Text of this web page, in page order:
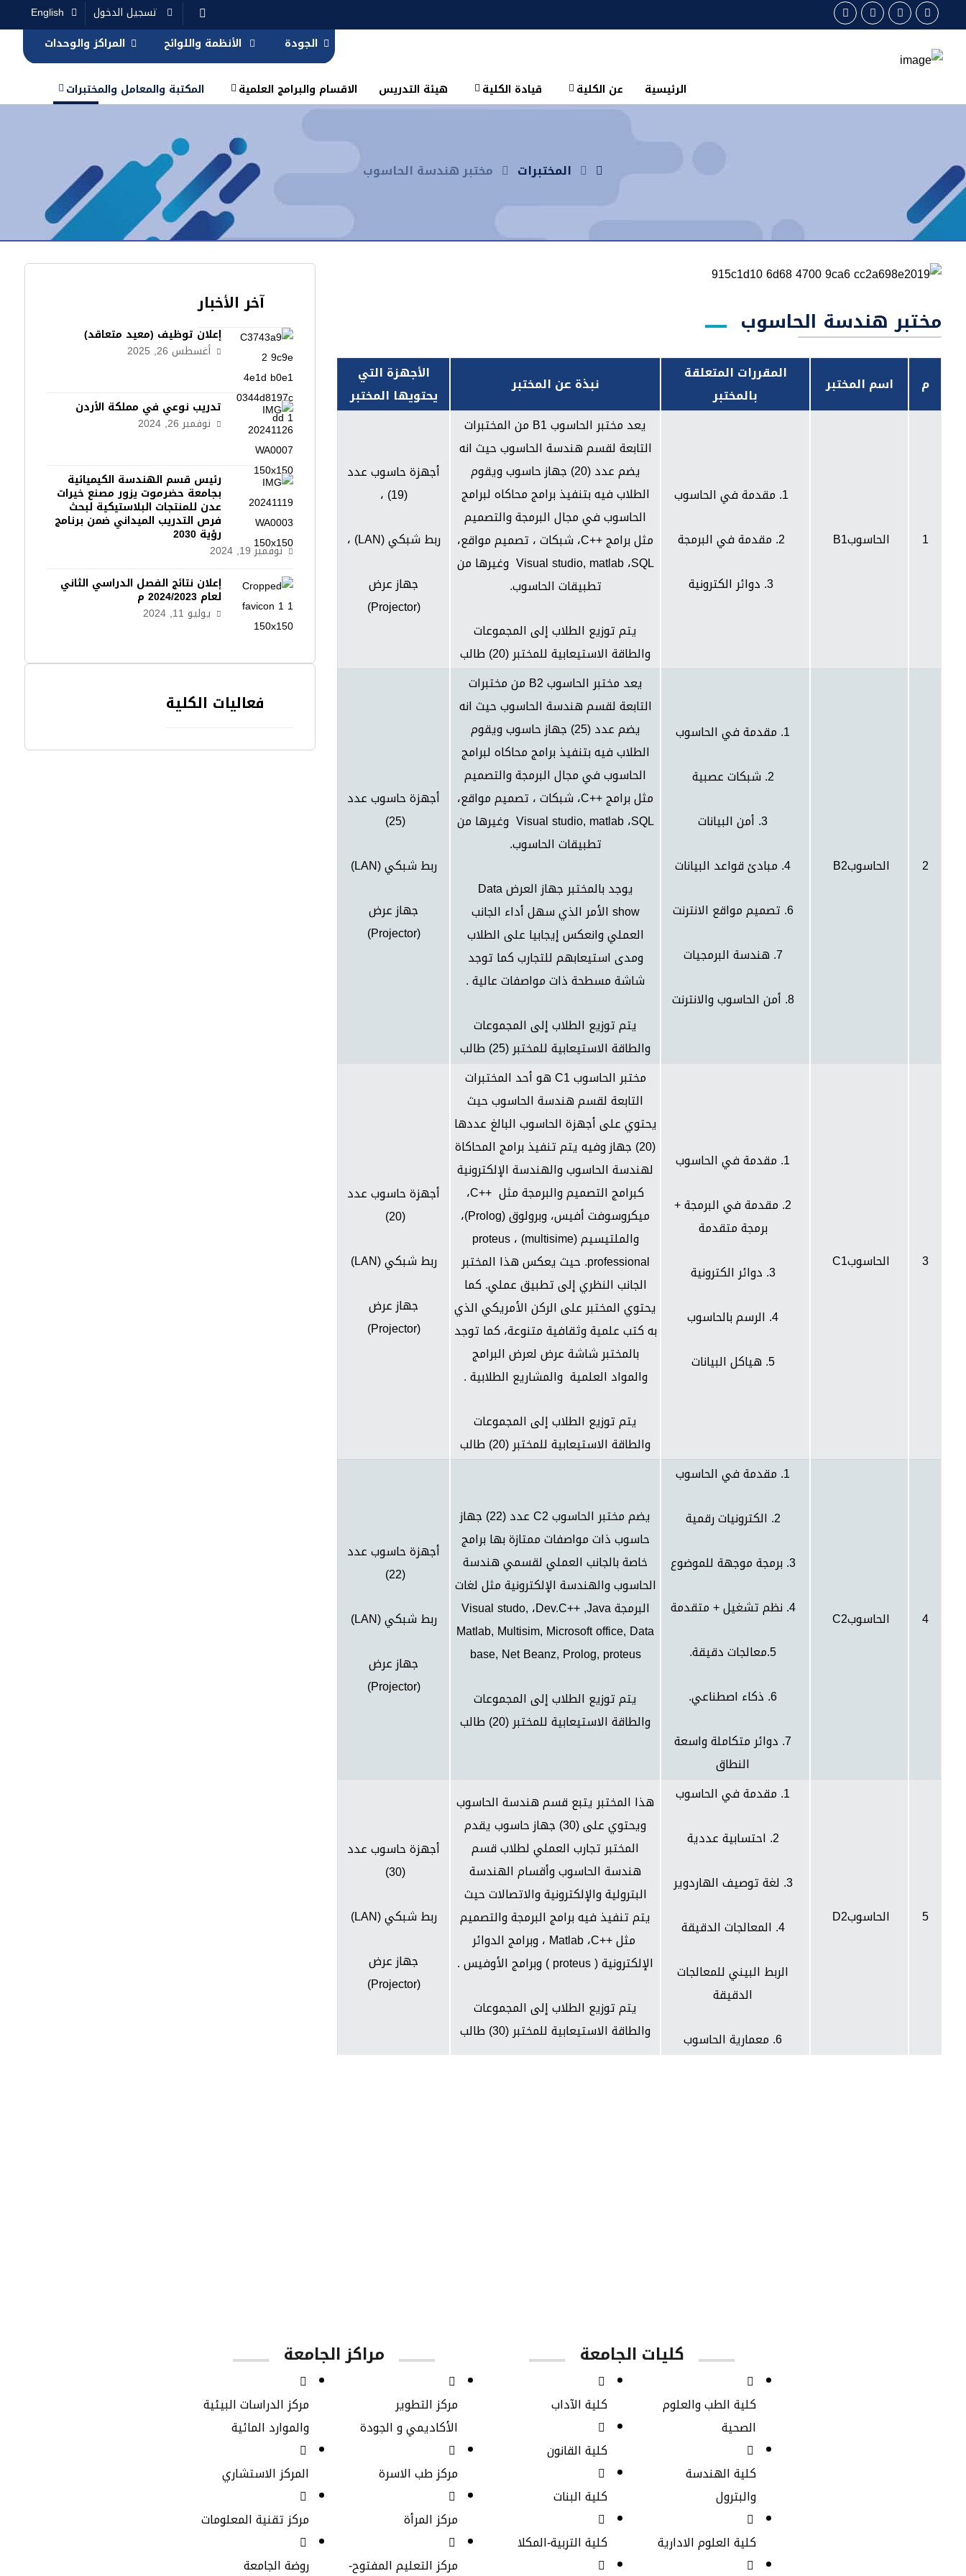
English
تسجيل الدخول
الجودة
الأنظمة واللوائح المراكز والوحدات
الرئيسية عن الكلية قيادة الكلية هيئة التدريس الاقسام والبرامج العلمية المكتبة والمعامل والمختبرات
المختبرات مختبر هندسة الحاسوب
مختبر هندسة الحاسوب
م اسم المختبر
المقررات المتعلقة
بالمختبر
نبذة عن المختبر
الأجهزة التي
يحتويها المختبر
1 الحاسوبB1
1. مقدمة في الحاسوب
2. مقدمة في البرمجة
3. دوائر الكترونية
يعد مختبر الحاسوبB1 من المختبرات
التابعة لقسم هندسة الحاسوب حيث انه
يضم عدد (20) جهاز حاسوب ويقوم
الطلاب فيه بتنفيذ برامج محاكاه لبرامج
الحاسوب في مجال البرمجة والتصميم
مثل برامجC++، شبكات ، تصميم مواقع،
SQL،Visual studio, matlab وغيرها من
تطبيقات الحاسوب.
يتم توزيع الطلاب إلى المجموعات
والطاقة الاستيعابية للمختبر (20) طالب
أجهزة حاسوب عدد
(19) ،
ربط شبكي (LAN) ،
جهاز عرض
(
Projector
)
2 الحاسوبB2
1. مقدمة في الحاسوب
2. شبكات عصبية
3. أمن البيانات
4. مبادئ قواعد البيانات
6. تصميم مواقع الانترنت
7. هندسة البرمجيات
8. أمن الحاسوب والانترنت
يعد مختبر الحاسوبB2 من مختبرات
التابعة لقسم هندسة الحاسوب حيث انه
يضم عدد (25) جهاز حاسوب ويقوم
الطلاب فيه بتنفيذ برامج محاكاه لبرامج
الحاسوب في مجال البرمجة والتصميم
مثل برامجC++، شبكات ، تصميم مواقع،
SQL،Visual studio, matlab وغيرها من
تطبيقات الحاسوب.
يوجد بالمختبر جهاز العرضData
showالأمر الذي سهل أداء الجانب
العملي وانعكس إيجابيا على الطلاب
ومدى استيعابهم للتجارب كما توجد
شاشة مسطحة ذات مواصفات عالية .
يتم توزيع الطلاب إلى المجموعات
والطاقة الاستيعابية للمختبر (25) طالب
أجهزة حاسوب عدد
(25)
ربط شبكي (LAN
)
جهاز عرض
(
Projector
)
3 الحاسوبC1
1. مقدمة في الحاسوب
2. مقدمة في البرمجة +
برمجة متقدمة
3. دوائر الكترونية
4. الرسم بالحاسوب
5. هياكل البيانات
مختبر الحاسوبC1هو أحد المختبرات
التابعة لقسم هندسة الحاسوب حيث
يحتوي على أجهزة الحاسوب البالغ عددها
(20) جهاز وفيه يتم تنفيذ برامج المحاكاة
لهندسة الحاسوب والهندسة الإلكترونية
كبرامج التصميم والبرمجة مثل C++،
ميكروسوفت أفيس، وبرولوق (Prolog)،
والملتيسيم (multisime) ،proteus
professional. حيث يعكس هذا المختبر
الجانب النظري إلى تطبيق عملي. كما
يحتوي المختبر على الركن الأمريكي الذي
به كتب علمية وثقافية متنوعة، كما توجد
بالمختبر شاشة عرض لعرض البرامج
والمواد العلمية والمشاريع الطلابية .
يتم توزيع الطلاب إلى المجموعات
والطاقة الاستيعابية للمختبر (20) طالب
أجهزة حاسوب عدد
(20)
ربط شبكي (LAN
)
جهاز عرض
(
Projector
)
4 الحاسوبC2
1. مقدمة في الحاسوب
2. الكترونيات رقمية
3. برمجة موجهة للموضوع
4. نظم تشغيل + متقدمة
5.معالجات دقيقة.
6. ذكاء اصطناعي.
7. دوائر متكاملة واسعة
النطاق
يضم مختبر الحاسوبC2
عدد (22) جهاز
حاسوب ذات مواصفات ممتازة بها برامج
خاصة بالجانب العملي لقسمي هندسة
الحاسوب والهندسة الإلكترونية مثل لغات
البرمجةJava
,
Dev.C++، Visual studo,
Matlab, Multisim, Microsoft office, Data
base, Net Beanz, Prolog, proteus
يتم توزيع الطلاب إلى المجموعات
والطاقة الاستيعابية للمختبر (20) طالب
أجهزة حاسوب عدد
(22)
ربط شبكي (LAN
)
جهاز عرض
(
Projector
)
5 الحاسوبD2
1. مقدمة في الحاسوب
2. احتسابية عددية
3. لغة توصيف الهاردوير
4. المعالجات الدقيقة
الربط البيني للمعالجات
الدقيقة
6. معمارية الحاسوب
هذا المختبر يتبع قسم هندسة الحاسوب
ويحتوي على (30) جهاز حاسوب يقدم
المختبر تجارب العملي لطلاب قسم
هندسة الحاسوب وأقسام الهندسة
البترولية والإلكترونية والاتصالات حيث
يتم تنفيذ فيه برامج البرمجة والتصميم
مثلC++،Matlab ، وبرامج الدوائر
الإلكترونية (proteus) وبرامج الأوفيس .
يتم توزيع الطلاب إلى المجموعات
والطاقة الاستيعابية للمختبر (30) طالب
أجهزة حاسوب عدد
(30)
ربط شبكي (LAN
)
جهاز عرض
(
Projector
)
آخر الأخبار
إعلان توظيف (معيد متعاقد)
أغسطس 26, 2025
تدريب نوعي في مملكة الأردن
نوفمبر 26, 2024
رئيس قسم الهندسة الكيميائية
بجامعة حضرموت يزور مصنع خيرات
عدن للمنتجات البلاستيكية لبحث
فرص التدريب الميداني ضمن برنامج
رؤية 2030
نوفمبر 19, 2024
إعلان نتائج الفصل الدراسي الثاني
لعام 2024/2023 م
يوليو 11, 2024
فعاليات الكلية
مراكز الجامعة
مركز الدراسات البيئية
والموارد المائية
المركز الاستشاري
مركز تقنية المعلومات
روضة الجامعة
مركز التطوير
الأكاديمي و الجودة
مركز طب الاسرة
مركز المرأة
مركز التعليم المفتوح-
كليات الجامعة
كلية الآداب
كلية القانون
كلية البنات
كلية التربية-المكلا
كلية الطب والعلوم
الصحية
كلية الهندسة
والبترول
كلية العلوم الادارية